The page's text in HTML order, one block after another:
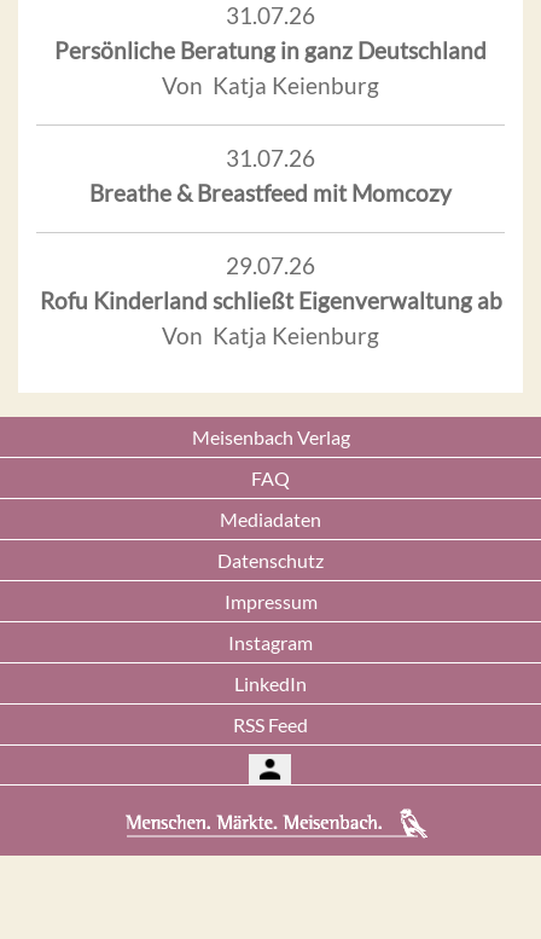
31.07.26
Persönliche Beratung in ganz Deutschland
Von Katja Keienburg
31.07.26
Breathe & Breastfeed mit Momcozy
29.07.26
Rofu Kinderland schließt Eigenverwaltung ab
Von Katja Keienburg
Meisenbach Verlag
FAQ
Mediadaten
Datenschutz
Impressum
Instagram
LinkedIn
RSS Feed